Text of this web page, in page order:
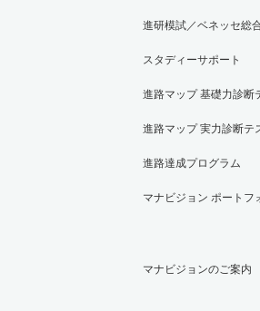
進研模試／ベネッセ総
スタディーサポート
進路マップ 基礎力診断
進路マップ 実力診断テ
進路達成プログラム
マナビジョン ポートフ
マナビジョンのご案内